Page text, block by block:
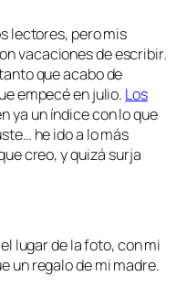
lectores, pero mis
vacaciones de escribir.
que acabo de
empecé en julio. Los
ya un índice con lo que
he ido a lo más
creo, y quizá surja
lugar de la foto, con mi
un regalo de mi madre.